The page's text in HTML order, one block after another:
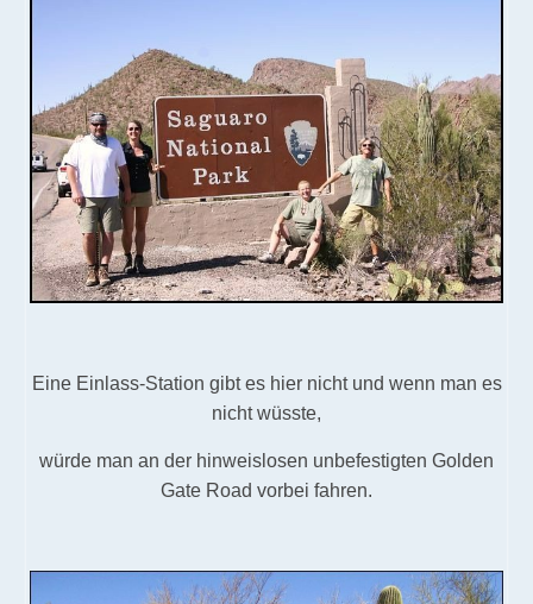
Eine Einlass-Station gibt es hier nicht und wenn man es
nicht wüsste,
würde man an der hinweislosen unbefestigten Golden
Gate Road vorbei fahren.